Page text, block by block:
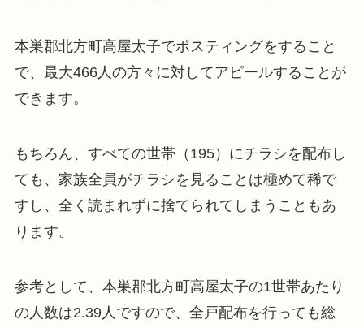
本巣郡北方町高屋太子でポスティングをすること
で、最大466人の方々に対してアピールすることが
できます。
もちろん、すべての世帯（195）にチラシを配布し
ても、家族全員がチラシを見ることは極めて稀で
すし、全く読まれずに捨てられてしまうこともあ
ります。
参考として、本巣郡北方町高屋太子の1世帯あたり
の人数は2.39人ですので、全戸配布を行っても総